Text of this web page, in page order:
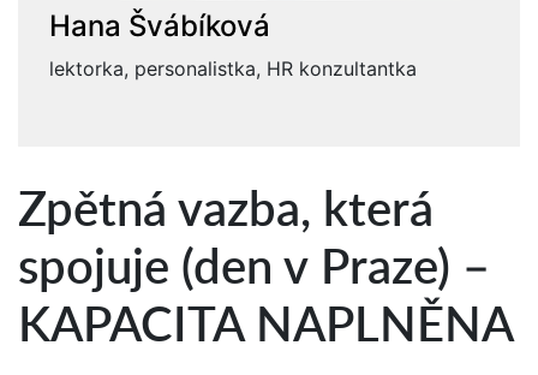
Hana Švábíková
lektorka, personalistka, HR konzultantka
Zpětná vazba, která
spojuje (den v Praze) –
KAPACITA NAPLNĚNA